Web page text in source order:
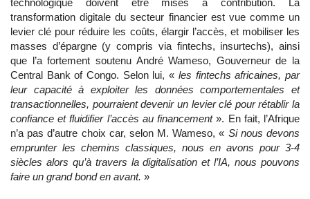
technologique doivent être mises à contribution. La
transformation digitale du secteur financier est vue comme un
levier clé pour réduire les coûts, élargir l’accès, et mobiliser les
masses d’épargne (y compris via fintechs, insurtechs), ainsi
que l’a fortement soutenu André Wameso, Gouverneur de la
Central Bank of Congo. Selon lui, « les fintechs africaines, par
leur capacité à exploiter les données comportementales et
transactionnelles, pourraient devenir un levier clé pour rétablir la
confiance et fluidifier l’accès au financement». En fait, l’Afrique
n’a pas d’autre choix car, selon M. Wameso, « Si nous devons
emprunter les chemins classiques, nous en avons pour 3-4
siècles alors qu’à travers la digitalisation et l’IA, nous pouvons
faire un grand bond en avant. »